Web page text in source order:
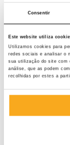
Consentir
Este website utiliza
Utilizamos cookies para
redes sociais e analisar o
sua utilização do site com
análise, que as podem
recolhidas por estes a